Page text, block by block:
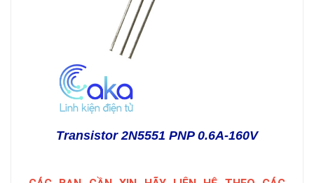
Transistor 2N5551 PNP 0.6A-160V